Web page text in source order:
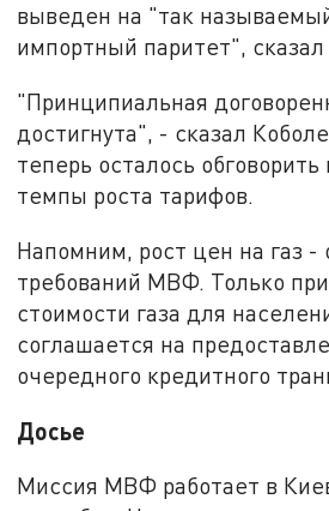
выведен на "так
импортный паритет", сказал
"Принципиальная
достигнута", - сказал
теперь осталось
темпы роста тарифов.
Напомним, рост цен на газ -
требований МВФ. Только
стоимости газа для
соглашается на
очередного кредитного
Досье
Миссия МВФ работает в